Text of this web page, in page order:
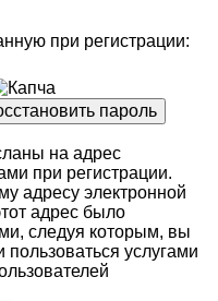
при регистрации:
на адрес
при регистрации.
адресу электронной
адрес было
следуя которым, вы
пользоваться услугами